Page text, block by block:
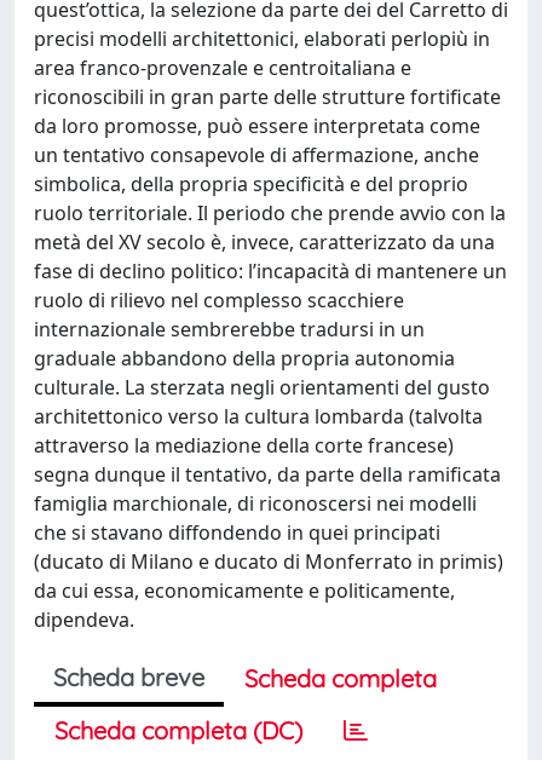
quest’ottica, la selezione da parte dei del Carretto di
precisi modelli architettonici, elaborati perlopiù in
area franco-provenzale e centroitaliana e
riconoscibili in gran parte delle strutture fortificate
da loro promosse, può essere interpretata come
un tentativo consapevole di affermazione, anche
simbolica, della propria specificità e del proprio
ruolo territoriale. Il periodo che prende avvio con la
metà del XV secolo è, invece, caratterizzato da una
fase di declino politico: l’incapacità di mantenere un
ruolo di rilievo nel complesso scacchiere
internazionale sembrerebbe tradursi in un
graduale abbandono della propria autonomia
culturale. La sterzata negli orientamenti del gusto
architettonico verso la cultura lombarda (talvolta
attraverso la mediazione della corte francese)
segna dunque il tentativo, da parte della ramificata
famiglia marchionale, di riconoscersi nei modelli
che si stavano diffondendo in quei principati
(ducato di Milano e ducato di Monferrato in primis)
da cui essa, economicamente e politicamente,
dipendeva.
Scheda breve
Scheda completa
Scheda completa (DC)